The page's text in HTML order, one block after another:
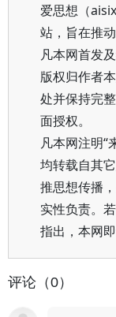
爱思想（
站，旨在推
凡本网首发
版权归作者
处并保持完
面授权。
凡本网注明“
均转载自其
推思想传播
实性负责。
指出，本网即
评论（0）